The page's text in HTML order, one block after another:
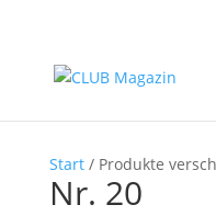
Start/ Produkte
Nr. 20